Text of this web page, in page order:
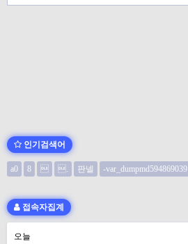
인기검색어
a0 8  . 판넬 -var_dumpmd594869039
접속자집계
오늘